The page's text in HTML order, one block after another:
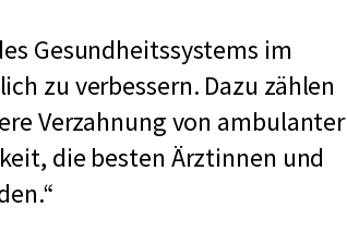
Gesundheitssystems im
zu verbessern. Dazu zählen
Verzahnung von ambulanter
die besten Ärztinnen und